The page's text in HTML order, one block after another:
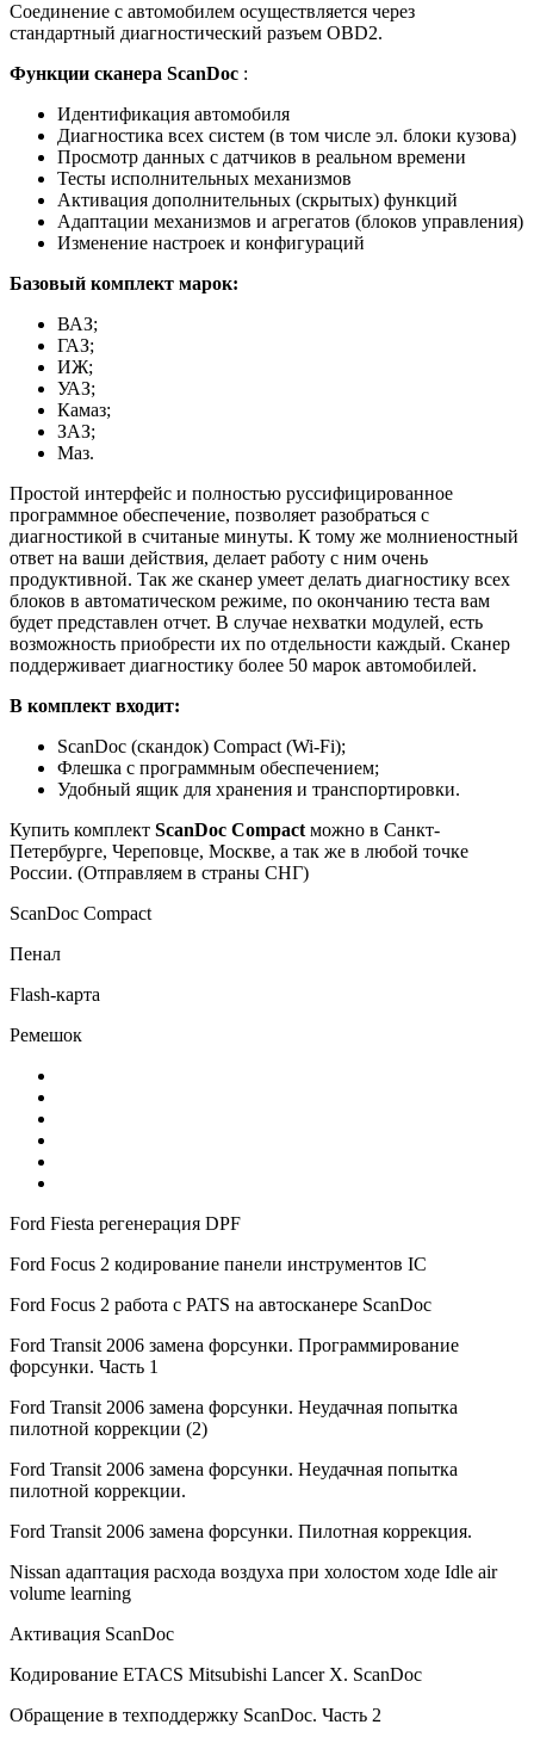
Соединение с автомобилем осуществляется через
стандартный диагностический разъем OBD2.
Функции сканера ScanDoc :
Идентификация автомобиля
Диагностика всех систем (в том числе эл. блоки кузова)
Просмотр данных с датчиков в реальном времени
Тесты исполнительных механизмов
Активация дополнительных (скрытых) функций
Адаптации механизмов и агрегатов (блоков управления)
Изменение настроек и конфигураций
Базовый комплект марок:
ВАЗ;
ГАЗ;
ИЖ;
УАЗ;
Камаз;
ЗАЗ;
Маз.
Простой интерфейс и полностью руссифицированное
программное обеспечение, позволяет разобраться с
диагностикой в считаные минуты. К тому же молниеностный
ответ на ваши действия, делает работу с ним очень
продуктивной. Так же сканер умеет делать диагностику всех
блоков в автоматическом режиме, по окончанию теста вам
будет представлен отчет. В случае нехватки модулей, есть
возможность приобрести их по отдельности каждый. Сканер
поддерживает диагностику более 50 марок автомобилей.
В комплект входит:
ScanDoc (скандок) Compact (Wi-Fi);
Флешка с программным обеспечением;
Удобный ящик для хранения и транспортировки.
Купить комплект ScanDoc Compactможно в Санкт-
Петербурге, Череповце, Москве, а так же в любой точке
России. (Отправляем в страны СНГ)
ScanDoc Compact
Пенал
Flash-карта
Ремешок
Ford Fiesta регенерация DPF
Ford Focus 2 кодирование панели инструментов IC
Ford Focus 2 работа с PATS на автосканере ScanDoc
Ford Transit 2006 замена форсунки. Программирование
форсунки. Часть 1
Ford Transit 2006 замена форсунки. Неудачная попытка
пилотной коррекции (2)
Ford Transit 2006 замена форсунки. Неудачная попытка
пилотной коррекции.
Ford Transit 2006 замена форсунки. Пилотная коррекция.
Nissan адаптация расхода воздуха при холостом ходе Idle air
volume learning
Активация ScanDoc
Кодирование ETACS Mitsubishi Lancer X. ScanDoc
Обращение в техподдержку ScanDoc. Часть 2